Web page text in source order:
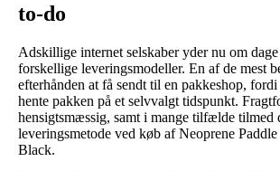
to-do
Adskillige internet selskaber yder nu om
forskellige leveringsmodeller. En af de mest
efterhånden at få sendt til en pakkeshop, fordi
hente pakken på et selvvalgt tidspunkt.
hensigtsmæssig, samt i mange tilfælde tilmed
leveringsmetode ved køb af Neoprene
Black.